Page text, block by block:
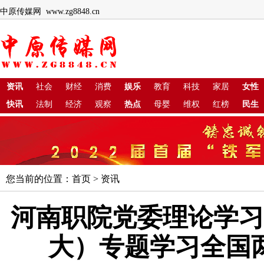
中原传媒网 www.zg8848.cn
资讯 社会 财经 消费 娱乐 教育 科技 家居
女性
快讯
法制 经济 观察 热点 母婴 维权 红榜 民生
您当前的位置： 首页 > 资讯
河南职院党委理论学
大）专题学习全国